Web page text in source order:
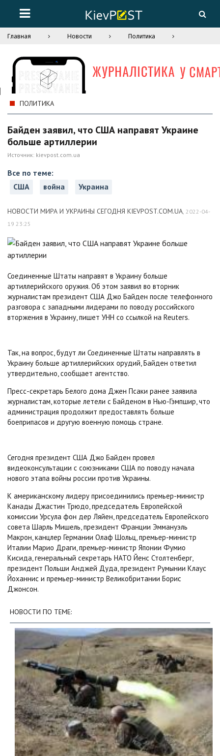
Главная Новости Политика
ПОЛИТИКА
Байден заявил, что США направят Украине
больше артиллерии
Источник: kievpost.com.ua
Все по теме:
США
война Украина
НОВОСТИ МИРА И УКРАИНЫ СЕГОДНЯ KIEVPOST.COM.UA, 2022-04-
19 23:25
Соединенные Штаты направят в Украину больше
артиллерийского оружия. Об этом заявил во вторник
журналистам президент США Джо Байден после телефонного
разговора с западными лидерами по поводу российского
вторжения в Украину, пишет УНН со ссылкой на Reuters.
Так, на вопрос, будут ли Соединенные Штаты направлять в
Украину больше артиллерийских орудий, Байден ответил
утвердительно, сообщает агентство.
Пресс-секретарь Белого дома Джен Псаки ранее заявила
журналистам, которые летели с Байденом в Нью-Гэмпшир, что
администрация продолжит предоставлять больше
боеприпасов и другую военную помощь стране.
Сегодня президент США Джо Байден провел
видеоконсультации с союзниками США по поводу начала
нового этапа войны россии против Украины.
К американскому лидеру присоединились премьер-министр
Канады Джастин Трюдо, председатель Европейской
комиссии Урсула фон дер Ляйен, председатель Европейского
совета Шарль Мишель, президент Франции Эммануэль
Макрон, канцлер Германии Олаф Шольц, премьер-министр
Италии Марио Драги, премьер-министр Японии Фумио
Кисида, генеральный секретарь НАТО Йенс Столтенберг,
президент Польши Анджей Дуда, президент Румынии Клаус
Йоханнис и премьер-министр Великобритании Борис
Джонсон.
НОВОСТИ ПО ТЕМЕ: